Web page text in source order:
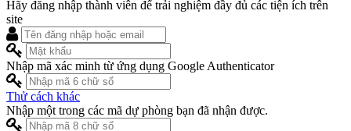
Hãy đăng nhập thành viên để trải nghiệm đầy đủ các tiện ích trên
site
Nhập mã xác minh từ ứng dụng Google Authenticator
Thử cách khác
Nhập một trong các mã dự phòng bạn đã nhận được.